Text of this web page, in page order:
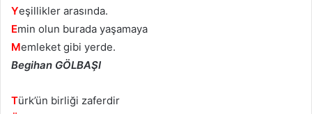
Yeşillikler arasında.
Emin olun burada yaşamaya
Memleket gibi yerde.
Begihan GÖLBAŞI
Türk’ün birliği zaferdir